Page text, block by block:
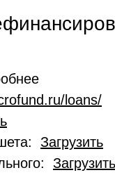
loans/
Загрузить
Загрузить